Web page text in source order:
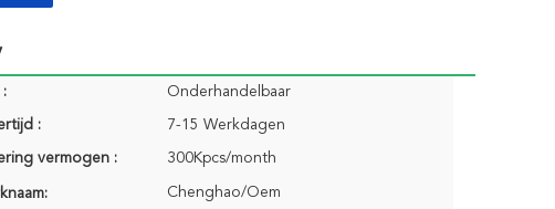
: Onderhandelbaar
: 7-15 Werkdagen
vermogen : 300Kpcs/month
Chenghao/Oem